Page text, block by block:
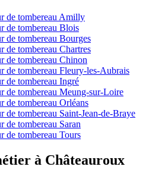
de tombereau Amilly
de tombereau Blois
de tombereau Bourges
de tombereau Chartres
de tombereau Chinon
de tombereau Fleury-les-Aubrais
de tombereau Ingré
de tombereau Meung-sur-Loire
de tombereau Orléans
de tombereau Saint-Jean-de-Braye
de tombereau Saran
de tombereau Tours
à Châteauroux